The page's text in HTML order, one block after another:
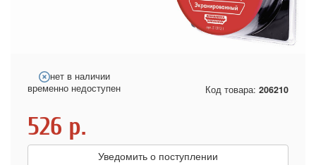
нет в наличии
временно недоступен
Код товара: 206210
526 р.
Уведомить о поступлении